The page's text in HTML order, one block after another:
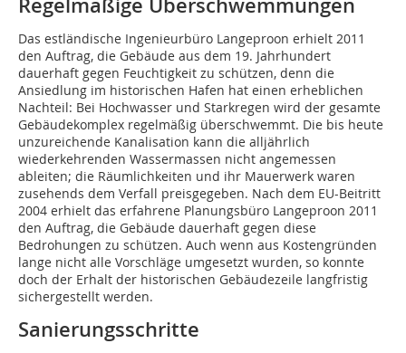
Regelmäßige Überschwemmungen
Das estländische Ingenieurbüro Langeproon erhielt 2011
den Auftrag, die Gebäude aus dem 19. Jahrhundert
dauerhaft gegen Feuchtigkeit zu schützen, denn die
Ansiedlung im historischen Hafen hat einen erheblichen
Nachteil: Bei Hochwasser und Starkregen wird der gesamte
Gebäudekomplex regelmäßig überschwemmt. Die bis heute
unzureichende Kanalisation kann die alljährlich
wiederkehrenden Wassermassen nicht angemessen
ableiten; die Räumlichkeiten und ihr Mauerwerk waren
zusehends dem Verfall preisgegeben. Nach dem EU-Beitritt
2004 erhielt das erfahrene Planungsbüro Langeproon 2011
den Auftrag, die Gebäude dauerhaft gegen diese
Bedrohungen zu schützen. Auch wenn aus Kostengründen
lange nicht alle Vorschläge umgesetzt wurden, so konnte
doch der Erhalt der historischen Gebäudezeile langfristig
sichergestellt werden.
Sanierungsschritte